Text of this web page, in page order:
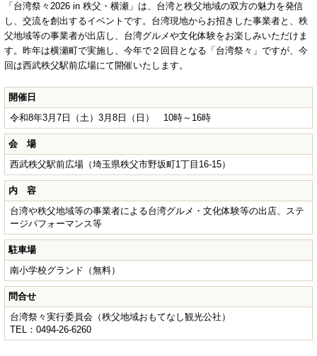
「台湾祭々2026 in 秩父・横瀬」は、台湾と秩父地域の双方の魅力を発信
し、交流を創出するイベントです。台湾現地からお招きした事業者と、秩
父地域等の事業者が出店し、台湾グルメや文化体験をお楽しみいただけま
す。昨年は横瀬町で実施し、今年で２回目となる「台湾祭々」ですが、今
回は西武秩父駅前広場にて開催いたします。
開催日
令和8年3月7日（土）3月8日（日） 10時～16時
会 場
西武秩父駅前広場（埼玉県秩父市野坂町1丁目16-15）
内 容
台湾や秩父地域等の事業者による台湾グルメ・文化体験等の出店、ステ
ージパフォーマンス等
駐車場
南小学校グランド（無料）
問合せ
台湾祭々実行委員会（秩父地域おもてなし観光公社）
TEL：0494-26-6260